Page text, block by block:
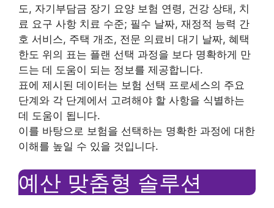
도, 자기부담금 장기 요양 보험 연령, 건강 상태, 치
료 요구 사항 치료 수준; 필수 날짜, 재정적 능력 간
호 서비스, 주택 개조, 전문 의료비 대기 날짜, 혜택
한도 위의 표는 플랜 선택 과정을 보다 명확하게 만
드는 데 도움이 되는 정보를 제공합니다.
표에 제시된 데이터는 보험 선택 프로세스의 주요
단계와 각 단계에서 고려해야 할 사항을 식별하는
데 도움이 됩니다.
이를 바탕으로 보험을 선택하는 명확한 과정에 대한
이해를 높일 수 있을 것입니다.
예산 맞춤형 솔루션